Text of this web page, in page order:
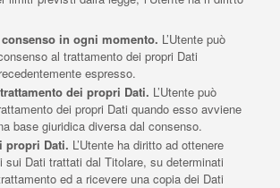
in ogni momento. L’Utente può
al trattamento dei propri Dati
espresso.
dei propri Dati. L’Utente può
dei propri Dati quando esso avviene
base giuridica diversa dal consenso.
propri Dati. L’Utente ha diritto ad ottenere
sui Dati trattati dal Titolare, su determinati
ed a ricevere una copia dei Dati